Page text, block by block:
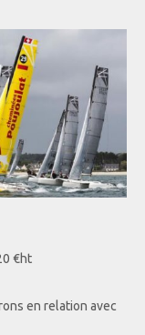
€ht
en relation avec